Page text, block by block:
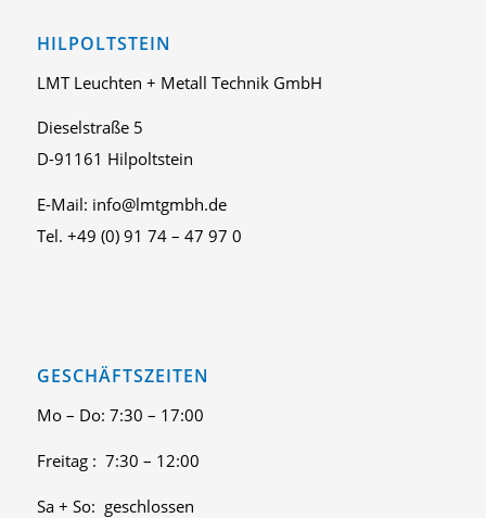
HILPOLTSTEIN
LMT Leuchten + Metall Technik GmbH
Dieselstraße 5
D-91161 Hilpoltstein
E-Mail: info@lmtgmbh.de
Tel. +49 (0) 91 74 – 47 97 0
GESCHÄFTSZEITEN
Mo – Do: 7:30 – 17:00
Freitag : 7:30 – 12:00
Sa + So: geschlossen